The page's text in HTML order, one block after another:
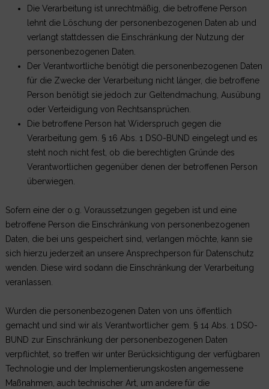
Die Verarbeitung ist unrechtmäßig, die betroffene Person
lehnt die Löschung der personenbezogenen Daten ab und
verlangt stattdessen die Einschränkung der Nutzung der
personenbezogenen Daten.
Der Verantwortliche benötigt die personenbezogenen Daten
für die Zwecke der Verarbeitung nicht länger, die betroffene
Person benötigt sie jedoch zur Geltendmachung, Ausübung
oder Verteidigung von Rechtsansprüchen.
Die betroffene Person hat Widerspruch gegen die
Verarbeitung gem. § 16 Abs. 1 DSO-BUND eingelegt und es
steht noch nicht fest, ob die berechtigten Gründe des
Verantwortlichen gegenüber denen der betroffenen Person
überwiegen.
Sofern eine der o.g. Voraussetzungen gegeben ist und eine
betroffene Person die Einschränkung von personenbezogenen
Daten, die bei uns gespeichert sind, verlangen möchte, kann sie
sich hierzu jederzeit an unsere Ansprechperson für Datenschutz
wenden. Diese wird sodann die Einschränkung der Verarbeitung
veranlassen.
Wurden die personenbezogenen Daten von uns öffentlich
gemacht und sind wir als Verantwortlicher gem. § 14 Abs. 1 DSO-
BUND zur Einschränkung der personenbezogenen Daten
verpflichtet, so treffen wir unter Berücksichtigung der verfügbaren
Technologie und der Implementierungskosten angemessene
Maßnahmen, auch technischer Art, um andere für die